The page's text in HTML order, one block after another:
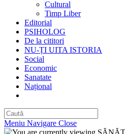
Cultural
Timp Liber
Editorial
PSIHOLOG
De la cititori
NU-ȚI UITA ISTORIA
Social
Economic
Sanatate
Național
Meniu Navigare Close